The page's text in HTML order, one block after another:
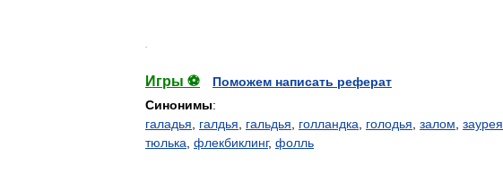
Игры ⚽
Поможем написать реферат
Синонимы:
галадья
галдья гальдья голландка голодья залом заурея
тюлька флекбиклинг, фолль